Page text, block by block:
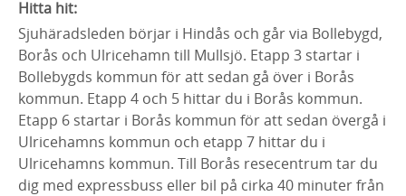
Hitta hit:
Sjuhäradsleden börjar i Hindås och går via Bollebygd,
Borås och Ulricehamn till Mullsjö. Etapp 3 startar i
Bollebygds kommun för att sedan gå över i Borås
kommun. Etapp 4 och 5 hittar du i Borås kommun.
Etapp 6 startar i Borås kommun för att sedan övergå i
Ulricehamns kommun och etapp 7 hittar du i
Ulricehamns kommun. Till Borås resecentrum tar du
dig med expressbuss eller bil på cirka 40 minuter från